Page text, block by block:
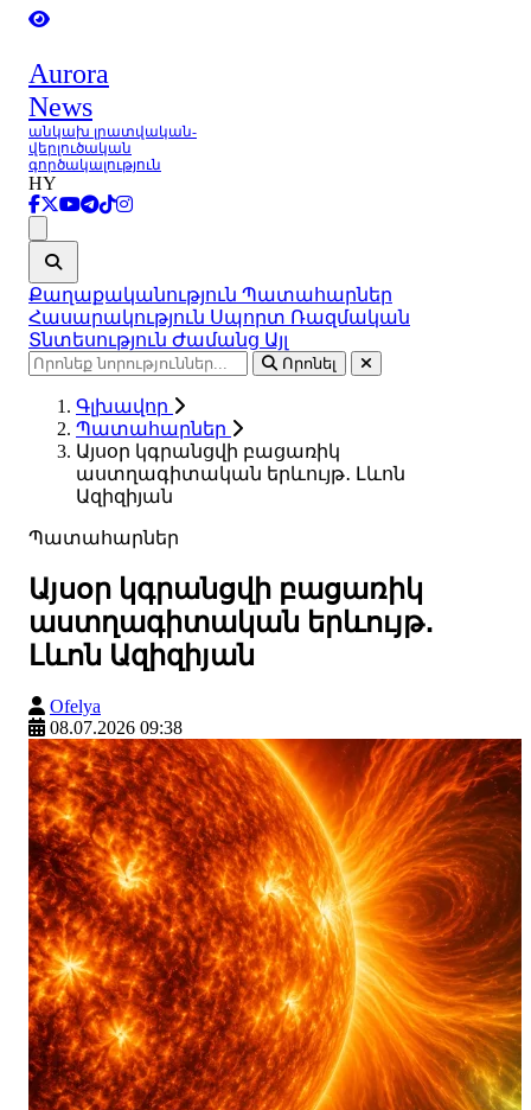
Aurora
News
անկախ լրատվական-
վերլուծական
գործակալություն
HY
Քաղաքականություն Պատահարներ
Հասարակություն Սպորտ Ռազմական
Տնտեսություն Ժամանց Այլ
Որոնել
Գլխավոր
Պատահարներ
Այսօր կգրանցվի բացառիկ
աստղագիտական երևույթ․ Լևոն
Ազիզիյան
Պատահարներ
Այսօր կգրանցվի բացառիկ
աստղագիտական երևույթ․
Լևոն Ազիզիյան
Ofelya
08.07.2026 09:38